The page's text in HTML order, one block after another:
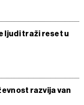
ljudi traži reset u
razvija van